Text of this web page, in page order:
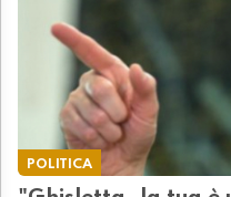
POLITICA